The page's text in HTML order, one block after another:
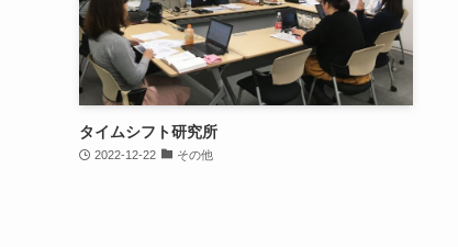
タイムシフト研究所
2022-12-22 その他